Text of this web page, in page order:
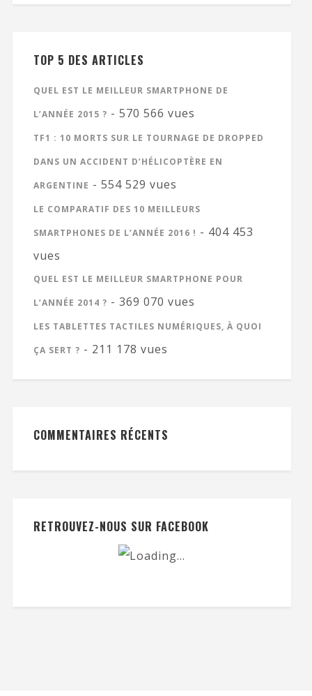
TOP 5 DES ARTICLES
QUEL EST LE MEILLEUR SMARTPHONE DE
L’ANNÉE 2015 ? - 570 566 vues
TF1 : 10 MORTS SUR LE TOURNAGE DE DROPPED
DANS UN ACCIDENT D’HÉLICOPTÈRE EN
ARGENTINE - 554 529 vues
LE COMPARATIF DES 10 MEILLEURS
SMARTPHONES DE L’ANNÉE 2016 ! - 404 453
vues
QUEL EST LE MEILLEUR SMARTPHONE POUR
L’ANNÉE 2014 ? - 369 070 vues
LES TABLETTES TACTILES NUMÉRIQUES, À QUOI
ÇA SERT ? - 211 178 vues
COMMENTAIRES RÉCENTS
RETROUVEZ-NOUS SUR FACEBOOK